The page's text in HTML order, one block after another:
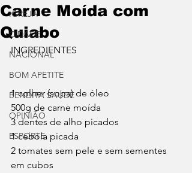
IGREJA
CIDADE
NACIONAL
BOM APETITE
BENDITA SAÚDE
OPINIÃO
ESPORTE
Carne Moída com
Quiabo
INGREDIENTES
1 colher (sopa) de óleo
500g de carne moída
3 dentes de alho picados
1 cebola picada
2 tomates sem pele e sem sementes
em cubos